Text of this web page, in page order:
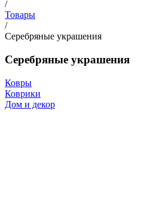
/
Товары
/
Серебряные украшения
Серебряные украшения
Ковры
Коврики
Дом и декор